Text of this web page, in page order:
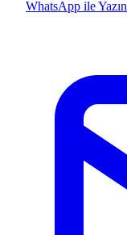
WhatsApp ile Yazın